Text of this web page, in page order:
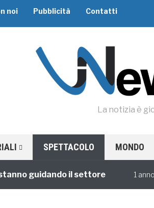
noi Pubblicità Contatti
La notizia è
SPETTACOLO MONDO
guidando il settore 1 annofa